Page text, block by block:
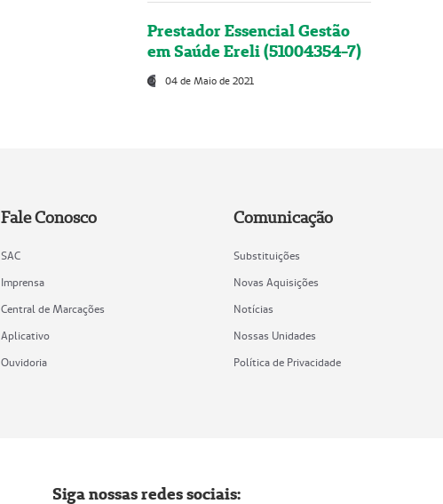
Prestador Essencial Gestão
em Saúde Ereli (51004354-7)
04 de Maio de 2021
Fale Conosco
SAC
Imprensa
Central de Marcações
Aplicativo
Ouvidoria
Comunicação
Substituições
Novas Aquisições
Notícias
Nossas Unidades
Política de Privacidade
Siga nossas redes sociais: